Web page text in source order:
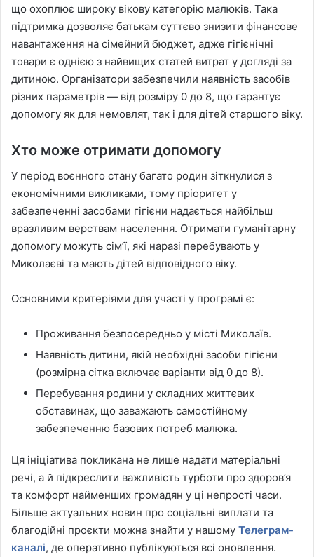
що охоплює широку вікову категорію малюків. Така
підтримка дозволяє батькам суттєво знизити фінансове
навантаження на сімейний бюджет, адже гігієнічні
товари є однією з найвищих статей витрат у догляді за
дитиною. Організатори забезпечили наявність засобів
різних параметрів — від розміру 0 до 8, що гарантує
допомогу як для немовлят, так і для дітей старшого віку.
Хто може отримати допомогу
У період воєнного стану багато родин зіткнулися з
економічними викликами, тому пріоритет у
забезпеченні засобами гігієни надається найбільш
вразливим верствам населення. Отримати гуманітарну
допомогу можуть сім’ї, які наразі перебувають у
Миколаєві та мають дітей відповідного віку.
Основними критеріями для участі у програмі є:
Проживання безпосередньо у місті Миколаїв.
Наявність дитини, якій необхідні засоби гігієни
(розмірна сітка включає варіанти від 0 до 8).
Перебування родини у складних життєвих
обставинах, що заважають самостійному
забезпеченню базових потреб малюка.
Ця ініціатива покликана не лише надати матеріальні
речі, а й підкреслити важливість турботи про здоров’я
та комфорт найменших громадян у ці непрості часи.
Більше актуальних новин про соціальні виплати та
благодійні проєкти можна знайти у нашому Телеграм-
каналі, де оперативно публікуються всі оновлення.